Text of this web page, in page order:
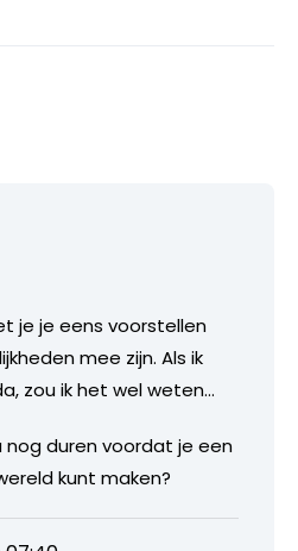
je je eens voorstellen
mee zijn. Als ik
zou ik het wel weten…
nog duren voordat je een
kunt maken?